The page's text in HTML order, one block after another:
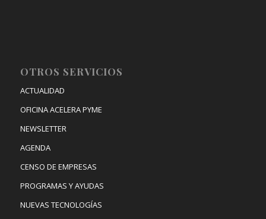
OTROS SERVICIOS
ACTUALIDAD
OFICINA ACELERA PYME
NEWSLETTER
AGENDA
CENSO DE EMPRESAS
PROGRAMAS Y AYUDAS
NUEVAS TECNOLOGÍAS